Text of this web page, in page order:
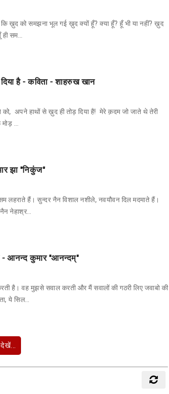
कि ख़ुद को समझना भूल गई ख़ुद क्यों हूँ? क्या हूँ? हूँ भी या नहीं? ख़ुद
सम…
है - कविता - शाहरुख खान
अपने हाथों से ख़ुद ही तोड़ दिया है! मेरे क़दम जो जाते थे तेरी
…
झा "निकुंज"
लहराते हैं। सुन्दर नैन विशाल नशीले, नवयौवन दिल मदमाते हैं।
नेहाश्र…
- आनन्द कुमार "आनन्दम्"
है। वह मुझसे सवाल करती और मैं सवालों की गठरी लिए जवाबो की
ये सिल…